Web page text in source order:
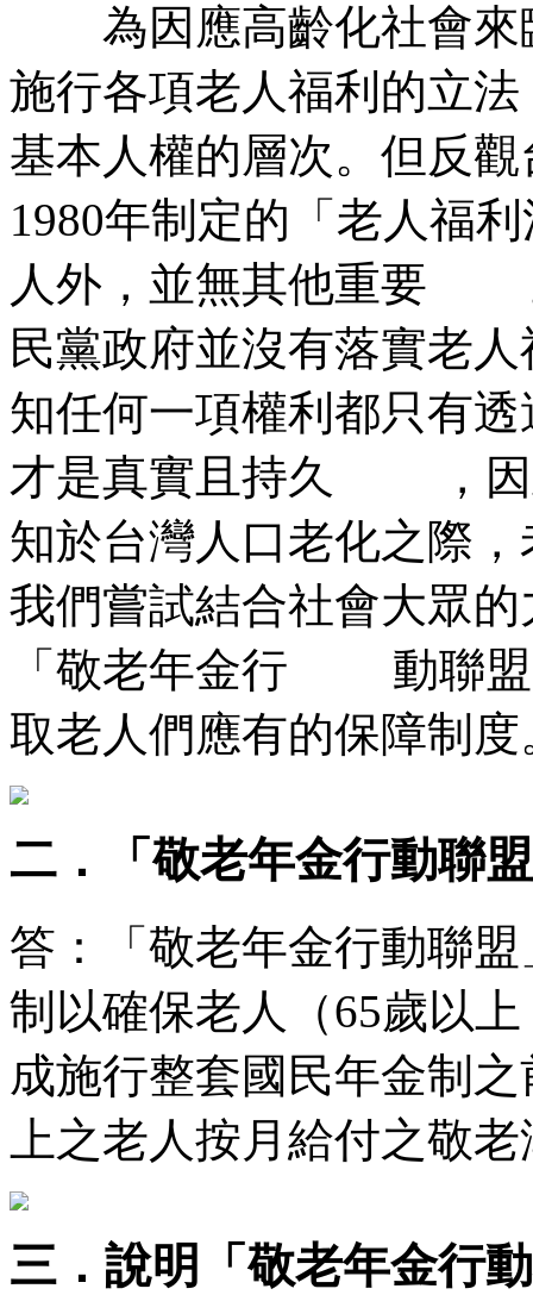
為因應高齡化社會來
施行各項老人福利的
基本人權的層次。但
1980年制定的「老人福
人外，並無其他重要
民黨政府並沒有落實
知任何一項權利都只有
才是真實且持久 ，因
知於台灣人口老化之
我們嘗試結合社會大眾
「敬老年金行 動聯盟
取老人們應有的保障制度
二．「敬老年金行動聯
答：「敬老年金行動聯
制以確保老人（65歲
成施行整套國民年金
上之老人按月給付之敬
三．說明「敬老年金行